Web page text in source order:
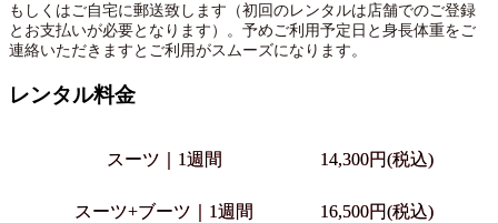
もしくはご自宅に郵送致します（初回のレンタルは店舗でのご登録
とお支払いが必要となります）。予めご利用予定日と身長体重をご
連絡いただきますとご利用がスムーズになります。
レンタル料金
スーツ｜1週間 14,300円(税込)
スーツ+ブーツ｜1週間 16,500円(税込)